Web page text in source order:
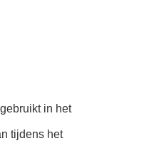
in het
tijdens het